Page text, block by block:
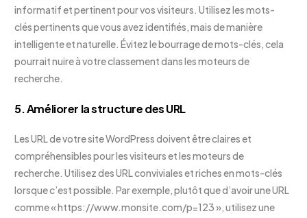
informatif et pertinent pour vos visiteurs. Utilisez les mots-
clés pertinents que vous avez identifiés, mais de manière
intelligente et naturelle. Évitez le bourrage de mots-clés, cela
pourrait nuire à votre classement dans les moteurs de
recherche.
5. Améliorer la structure des URL
Les URL de votre site WordPress doivent être claires et
compréhensibles pour les visiteurs et les moteurs de
recherche. Utilisez des URL conviviales et riches en mots-clés
lorsque c’est possible. Par exemple, plutôt que d’avoir une URL
comme « https://www.monsite.com/p=123 », utilisez une